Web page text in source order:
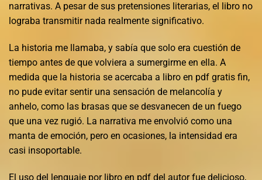
narrativas. A pesar de sus pretensiones literarias, el libro no
lograba transmitir nada realmente significativo.
La historia me llamaba, y sabía que solo era cuestión de
tiempo antes de que volviera a sumergirme en ella. A
medida que la historia se acercaba a libro en pdf gratis fin,
no pude evitar sentir una sensación de melancolía y
anhelo, como las brasas que se desvanecen de un fuego
que una vez rugió. La narrativa me envolvió como una
manta de emoción, pero en ocasiones, la intensidad era
casi insoportable.
El uso del lenguaje por libro en pdf del autor fue delicioso,